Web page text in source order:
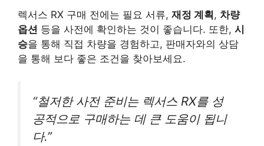
렉서스 RX 구매 전에는 필요 서류, 재정 계획, 차량
옵션 등을 사전에 확인하는 것이 좋습니다. 또한, 시
승을 통해 직접 차량을 경험하고, 판매자와의 상담
을 통해 보다 좋은 조건을 찾아보세요.
“철저한 사전 준비는 렉서스 RX를 성
공적으로 구매하는 데 큰 도움이 됩니
다.”